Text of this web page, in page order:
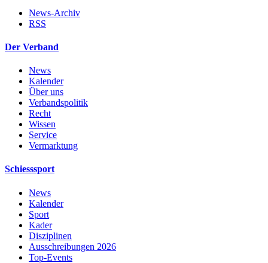
News-Archiv
RSS
Der Verband
News
Kalender
Über uns
Verbandspolitik
Recht
Wissen
Service
Vermarktung
Schiesssport
News
Kalender
Sport
Kader
Disziplinen
Ausschreibungen 2026
Top-Events